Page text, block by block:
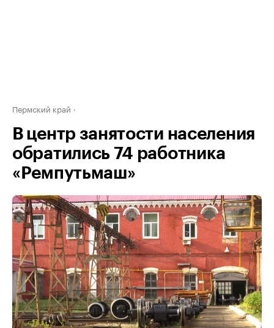
Пермский край
В центр занятости населения
обратились 74 работника
«Ремпутьмаш»